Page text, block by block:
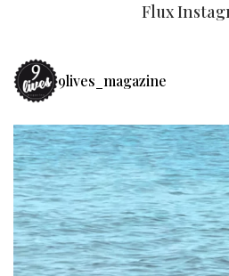
Flux
9lives_magazine